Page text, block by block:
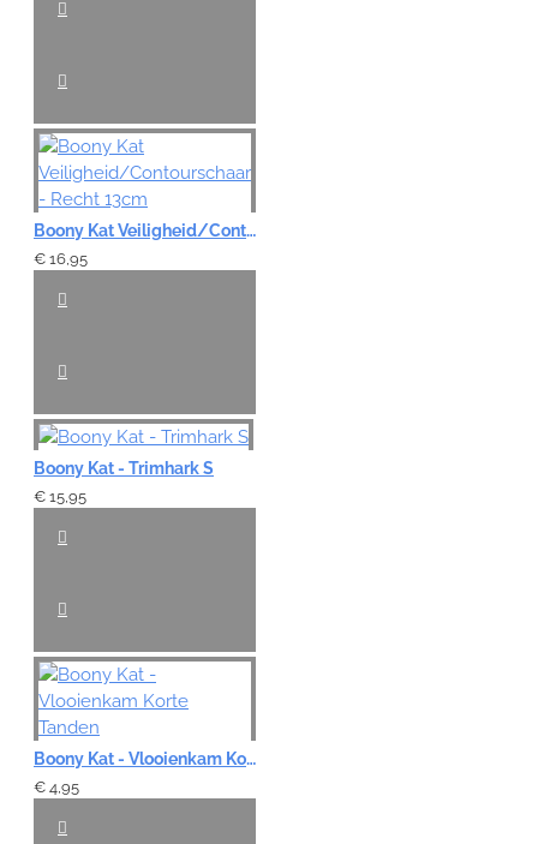
Slecht
Boony Kat Veiligheid/Contourschaar - Recht 13cm
€ 16,95
Boony Kat - Trimhark S
€ 15,95
Boony Kat - Vlooienkam Korte Tanden
€ 4,95